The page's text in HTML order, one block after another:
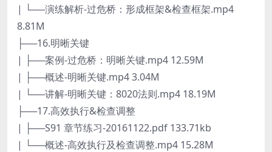
| └──演练解析-过危桥：形成框架&检查框架.mp4
8.81M
├──16.明晰关键
| ├──案例-过危桥：明晰关键.mp4 12.59M
| ├──概述-明晰关键.mp4 3.04M
| └──讲解-明晰关键：8020法则.mp4 18.19M
├──17.高效执行&检查调整
| ├──S91 章节练习-20161122.pdf 133.71kb
| └──概述-高效执行及检查调整.mp4 15.28M